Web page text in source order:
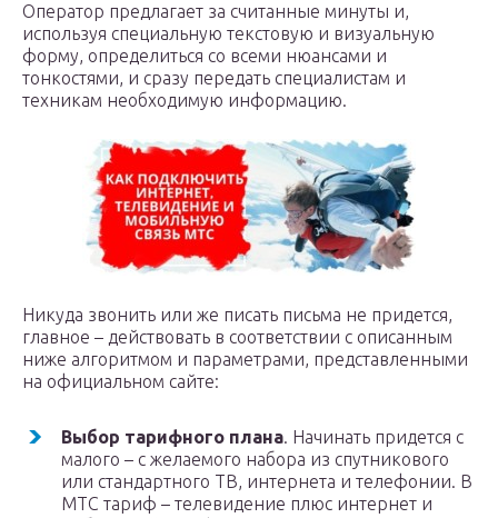
Оператор предлагает за считанные минуты и,
используя специальную текстовую и визуальную
форму, определиться со всеми нюансами и
тонкостями, и сразу передать специалистам и
техникам необходимую информацию.
Никуда звонить или же писать письма не придется,
главное – действовать в соответствии с описанным
ниже алгоритмом и параметрами, представленными
на официальном сайте:
Выбор тарифного плана. Начинать придется с
малого – с желаемого набора из спутникового
или стандартного ТВ, интернета и телефонии. В
МТС тариф – телевидение плюс интернет и